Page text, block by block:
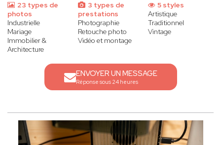
23 types de
photos
Industrielle
Mariage
Immobilier &
Architecture
3 types de
prestations
Photographie
Retouche photo
Vidéo et montage
5 styles
Artistique
Traditionnel
Vintage
ENVOYER UN MESSAGE
Réponse sous 24 heures